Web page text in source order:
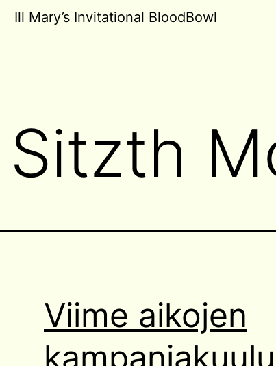
Ill Mary’s Invitational BloodBowl
Sitzth
Viime aikojen